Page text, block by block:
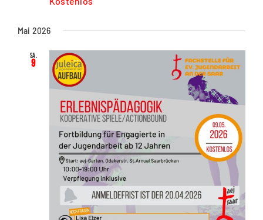
Mai 2026
Sa.
9